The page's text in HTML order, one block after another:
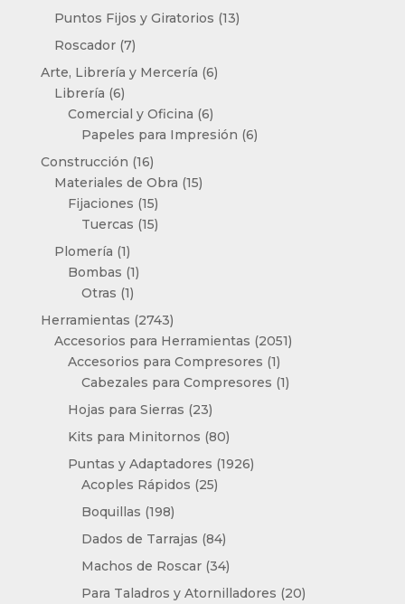
productos
Puntos Fijos y Giratorios 1313
Roscador 77
productos
Arte, Librería y Mercería 66
Librería 66
productos
Comercial y Oficina 66
productos
Papeles para Impresión 66
Construcción 1616
productos
Materiales de Obra 1515
Fijaciones 1515
productos
Tuercas 1515
Plomería 11
producto
Bombas 11
Otras 11
producto
Herramientas 27432743
productos
Accesorios para Herramientas 20512051
Accesorios para Compresores 11
producto
Cabezales para Compresores 11
Hojas para Sierras 2323
productos
Kits para Minitornos 8080
productos
Puntas y Adaptadores 19261926
Acoples Rápidos 2525
Boquillas 198198
productos
Dados de Tarrajas 8484
productos
Machos de Roscar 3434
productos
Para Taladros y Atornilladores 2020